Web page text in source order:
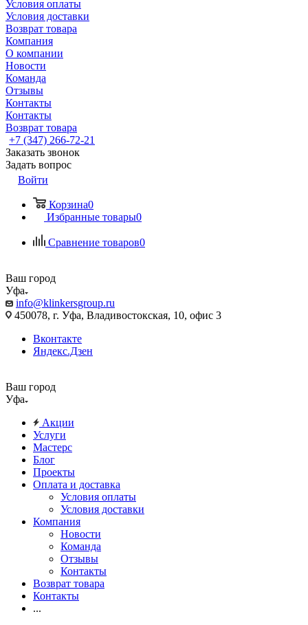
Условия оплаты
Условия доставки
Возврат товара
Компания
О компании
Новости
Команда
Отзывы
Контакты
Контакты
Возврат товара
+7 (347) 266-72-21
Заказать звонок
Задать вопрос
Войти
Корзина0
Избранные товары0
Сравнение товаров0
Ваш город
Уфа
info@klinkersgroup.ru
450078, г. Уфа, Владивостокская, 10, офис 3
Вконтакте
Яндекс.Дзен
Ваш город
Уфа
Акции
Услуги
Мастерс
Блог
Проекты
Оплата и доставка
Условия оплаты
Условия доставки
Компания
Новости
Команда
Отзывы
Контакты
Возврат товара
Контакты
...